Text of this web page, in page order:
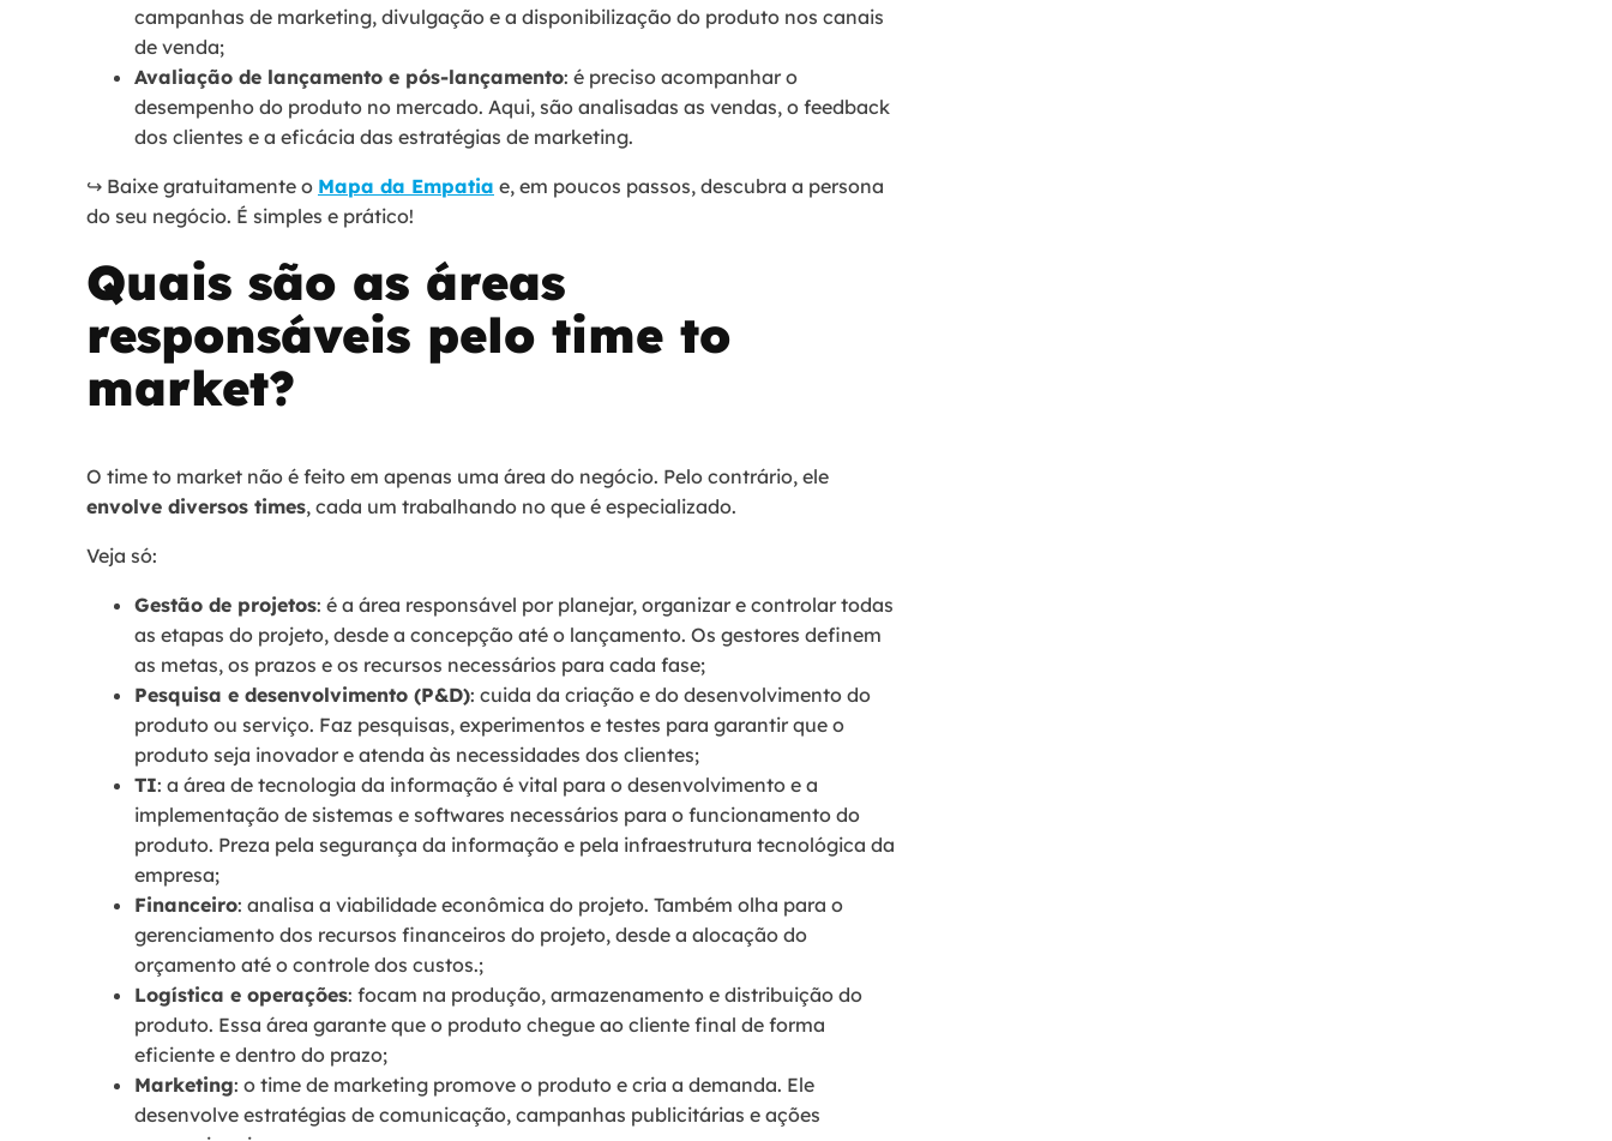
campanhas de marketing, divulgação e a disponibilização do produto nos canais
de venda;
Avaliação de lançamento e pós-lançamento: é preciso acompanhar o
desempenho do produto no mercado. Aqui, são analisadas as vendas, o feedback
dos clientes e a eficácia das estratégias de marketing.
↪️ Baixe gratuitamente o Mapa da Empatia e, em poucos passos, descubra a persona
do seu negócio. É simples e prático!
Quais são as áreas
responsáveis pelo time to
market?
O time to market não é feito em apenas uma área do negócio. Pelo contrário, ele
envolve diversos times, cada um trabalhando no que é especializado.
Veja só:
Gestão de projetos: é a área responsável por planejar, organizar e controlar todas
as etapas do projeto, desde a concepção até o lançamento. Os gestores definem
as metas, os prazos e os recursos necessários para cada fase;
Pesquisa e desenvolvimento (P&D): cuida da criação e do desenvolvimento do
produto ou serviço. Faz pesquisas, experimentos e testes para garantir que o
produto seja inovador e atenda às necessidades dos clientes;
TI: a área de tecnologia da informação é vital para o desenvolvimento e a
implementação de sistemas e softwares necessários para o funcionamento do
produto. Preza pela segurança da informação e pela infraestrutura tecnológica da
empresa;
Financeiro: analisa a viabilidade econômica do projeto. Também olha para o
gerenciamento dos recursos financeiros do projeto, desde a alocação do
orçamento até o controle dos custos.;
Logística e operações: focam na produção, armazenamento e distribuição do
produto. Essa área garante que o produto chegue ao cliente final de forma
eficiente e dentro do prazo;
Marketing: o time de marketing promove o produto e cria a demanda. Ele
desenvolve estratégias de comunicação, campanhas publicitárias e ações